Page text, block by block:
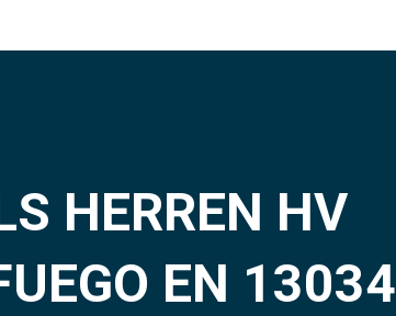
HERREN HV
EN 13034